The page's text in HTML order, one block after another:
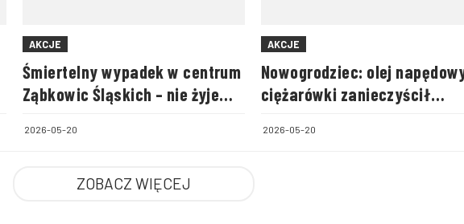
AKCJE
Śmiertelny wypadek w centrum
Ząbkowic Śląskich – nie żyje
2026-05-20
AKCJE
Nowogrodziec: olej
ciężarówki zanieczyścił
2026-05-20
ZOBACZ WIĘCEJ